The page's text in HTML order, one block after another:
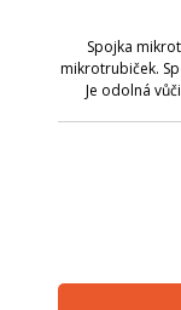
Spojka
mikrotrubiček.
Je odolná